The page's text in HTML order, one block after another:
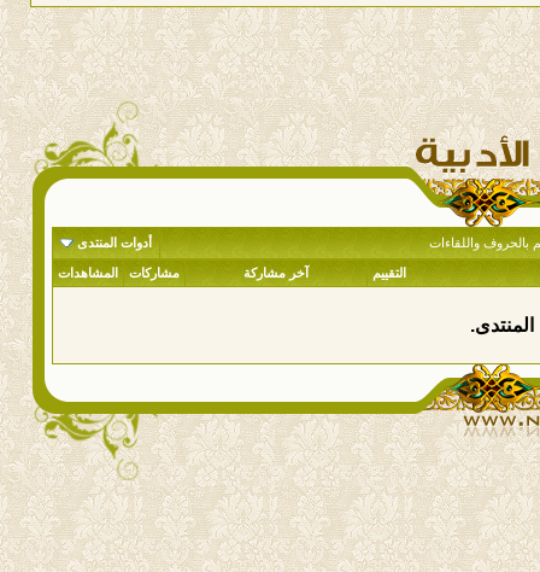
بالحروف واللقاءات أدوات المنتدى
التقييم آخر مشاركة مشاركات المشاهدات